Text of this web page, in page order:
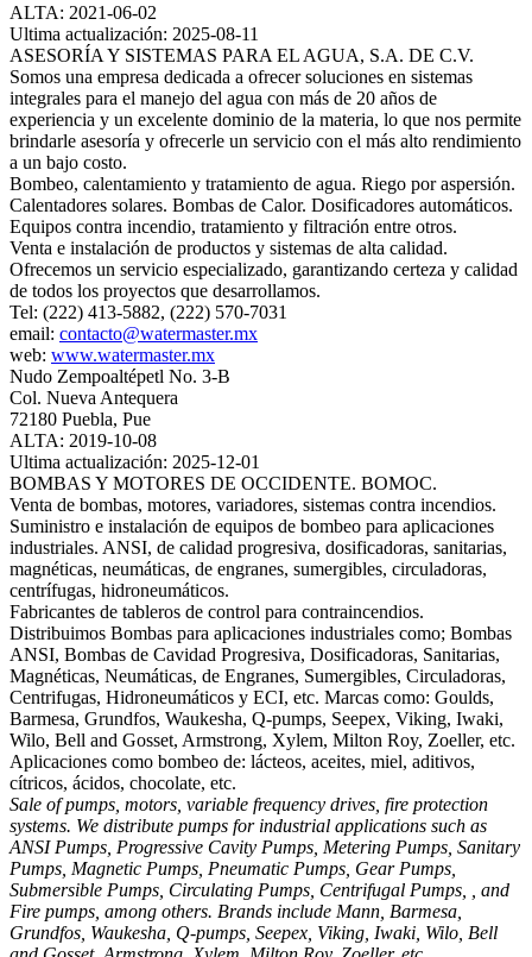
ALTA: 2021-06-02
Ultima actualización: 2025-08-11
ASESORÍA Y SISTEMAS PARA EL AGUA, S.A. DE C.V.
Somos una empresa dedicada a ofrecer soluciones en sistemas
integrales para el manejo del agua con más de 20 años de
experiencia y un excelente dominio de la materia, lo que nos permite
brindarle asesoría y ofrecerle un servicio con el más alto rendimiento
a un bajo costo.
Bombeo, calentamiento y tratamiento de agua. Riego por aspersión.
Calentadores solares. Bombas de Calor. Dosificadores automáticos.
Equipos contra incendio, tratamiento y filtración entre otros.
Venta e instalación de productos y sistemas de alta calidad.
Ofrecemos un servicio especializado, garantizando certeza y calidad
de todos los proyectos que desarrollamos.
Tel: (222) 413-5882, (222) 570-7031
email: contacto@watermaster.mx
web: www.watermaster.mx
Nudo Zempoaltépetl No. 3-B
Col. Nueva Antequera
72180 Puebla, Pue
ALTA: 2019-10-08
Ultima actualización: 2025-12-01
BOMBAS Y MOTORES DE OCCIDENTE. BOMOC.
Venta de bombas, motores, variadores, sistemas contra incendios.
Suministro e instalación de equipos de bombeo para aplicaciones
industriales. ANSI, de calidad progresiva, dosificadoras, sanitarias,
magnéticas, neumáticas, de engranes, sumergibles, circuladoras,
centrífugas, hidroneumáticos.
Fabricantes de tableros de control para contraincendios.
Distribuimos Bombas para aplicaciones industriales como; Bombas
ANSI, Bombas de Cavidad Progresiva, Dosificadoras, Sanitarias,
Magnéticas, Neumáticas, de Engranes, Sumergibles, Circuladoras,
Centrifugas, Hidroneumáticos y ECI, etc. Marcas como: Goulds,
Barmesa, Grundfos, Waukesha, Q-pumps, Seepex, Viking, Iwaki,
Wilo, Bell and Gosset, Armstrong, Xylem, Milton Roy, Zoeller, etc.
Aplicaciones como bombeo de: lácteos, aceites, miel, aditivos,
cítricos, ácidos, chocolate, etc.
Sale of pumps, motors, variable frequency drives, fire protection
systems. We distribute pumps for industrial applications such as
ANSI Pumps, Progressive Cavity Pumps, Metering Pumps, Sanitary
Pumps, Magnetic Pumps, Pneumatic Pumps, Gear Pumps,
Submersible Pumps, Circulating Pumps, Centrifugal Pumps, , and
Fire pumps, among others. Brands include Mann, Barmesa,
Grundfos, Waukesha, Q-pumps, Seepex, Viking, Iwaki, Wilo, Bell